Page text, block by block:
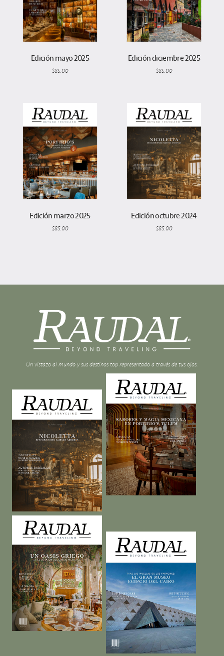
Edición mayo 2025
$85.00
Edición diciembre 2025
$85.00
Edición marzo 2025
$85.00
Edición octubre 2024
$85.00
Un vistazo al mundo y sus destinos top representado a través de tus ojos.